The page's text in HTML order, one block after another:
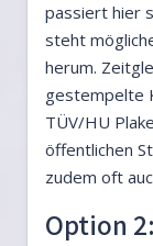
passiert hier
steht
herum.
gestempelte
TÜV/HU
öffentlichen
zudem oft
Option